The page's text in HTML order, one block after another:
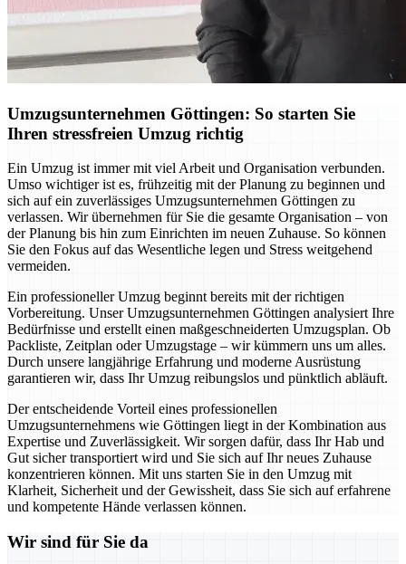
Umzugsunternehmen Göttingen: So starten Sie
Ihren stressfreien Umzug richtig
Ein Umzug ist immer mit viel Arbeit und Organisation verbunden.
Umso wichtiger ist es, frühzeitig mit der Planung zu beginnen und
sich auf ein zuverlässiges Umzugsunternehmen Göttingen zu
verlassen. Wir übernehmen für Sie die gesamte Organisation – von
der Planung bis hin zum Einrichten im neuen Zuhause. So können
Sie den Fokus auf das Wesentliche legen und Stress weitgehend
vermeiden.
Ein professioneller Umzug beginnt bereits mit der richtigen
Vorbereitung. Unser Umzugsunternehmen Göttingen analysiert Ihre
Bedürfnisse und erstellt einen maßgeschneiderten Umzugsplan. Ob
Packliste, Zeitplan oder Umzugstage – wir kümmern uns um alles.
Durch unsere langjährige Erfahrung und moderne Ausrüstung
garantieren wir, dass Ihr Umzug reibungslos und pünktlich abläuft.
Der entscheidende Vorteil eines professionellen
Umzugsunternehmens wie Göttingen liegt in der Kombination aus
Expertise und Zuverlässigkeit. Wir sorgen dafür, dass Ihr Hab und
Gut sicher transportiert wird und Sie sich auf Ihr neues Zuhause
konzentrieren können. Mit uns starten Sie in den Umzug mit
Klarheit, Sicherheit und der Gewissheit, dass Sie sich auf erfahrene
und kompetente Hände verlassen können.
Wir sind für Sie da